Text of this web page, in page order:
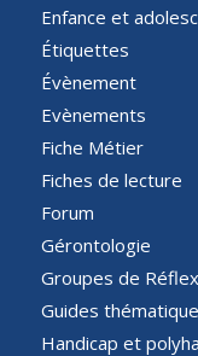
Enfance et
Étiquettes
Évènement
Evènements
Fiche Métier
Fiches de lecture
Forum
Gérontologie
Groupes de
Guides
Handicap et